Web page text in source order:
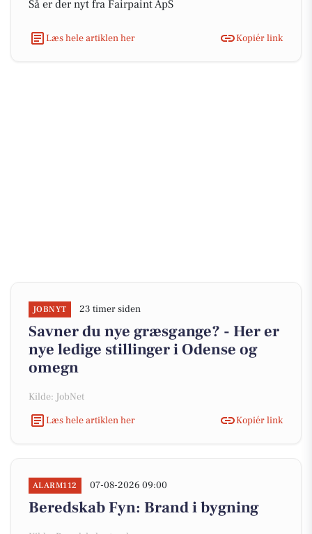
Så er der nyt fra Fairpaint ApS
Læs hele artiklen her Kopiér link
JOBNYT 23 timer siden
Savner du nye græsgange? - Her er
nye ledige stillinger i Odense og
omegn
Kilde: JobNet
Læs hele artiklen her
Kopiér link
ALARM112 07-08-2026 09:00
Beredskab Fyn: Brand i bygning